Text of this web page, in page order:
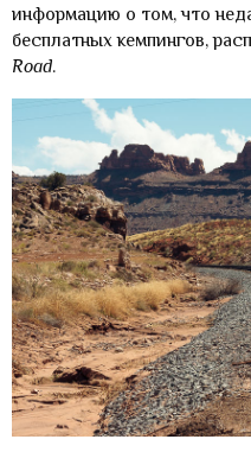
информацию о том, что
бесплатных кемпингов,
Road.